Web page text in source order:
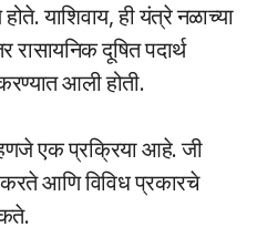
याशिवाय, ही यंत्रे नळाच्या
दूषित पदार्थ
आली होती.
एक प्रक्रिया आहे. जी
आणि विविध प्रकारचे